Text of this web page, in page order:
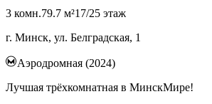
3 комн.79.7 м²17/25 этаж
г. Минск, ул. Белградская, 1
Аэродромная (2024)
Лучшая трёхкомнатная в МинскМире!